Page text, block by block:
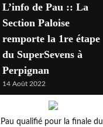
L’info de Pau :: La
Section Paloise
remporte la 1re étape
du SuperSevens à
Perpignan
14 Août 2022
Pau qualifié pour la finale du